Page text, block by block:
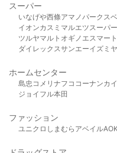
スーパー
いなげや西條アマノパークス
イオンカスミ マルエツスーパ
ツルヤマルト オギノ エスマート
ダイレックスサンエーイズミヤ
ホームセンター
島忠 コメリ ナフコ コーナンカ
ジョイフル本田
ファッション
ユニクロ しまむら アベイル